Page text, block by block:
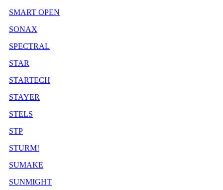
SMART OPEN
SONAX
SPECTRAL
STAR
STARTECH
STAYER
STELS
STP
STURM!
SUMAKE
SUNMIGHT